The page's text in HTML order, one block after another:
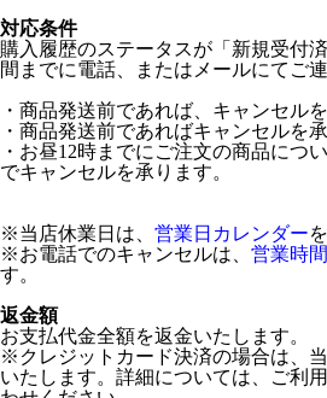
対応条件
購入履歴のステータスが「新規受付
間までに電話、またはメールにてご
・商品発送前であれば、キャンセル
・商品発送前であればキャンセルを承
・お昼12時までにご注文の商品につ
でキャンセルを承ります。
※当店休業日は、 営業日カレンダー
※お電話でのキャンセルは、 営業時間
す。
返金額
お支払代金全額を返金いたします。
※クレジットカード決済の場合は、
いたします。詳細については、ご利